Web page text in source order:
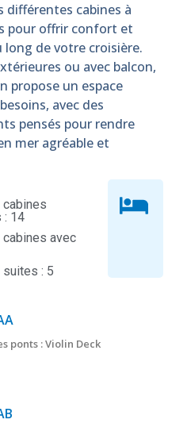
différentes cabines à
pour offrir confort et
de votre croisière.
ou avec balcon,
propose un espace
avec des
pensés pour rendre
mer agréable et
cabines
: 14
cabines avec
suites : 5
ponts : Violin Deck